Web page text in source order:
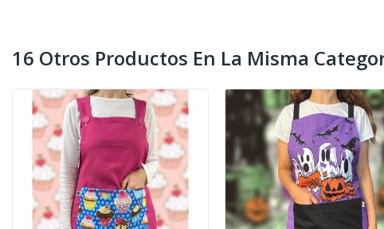
16 Otros Productos En La Misma